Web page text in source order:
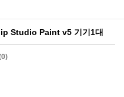
Studio Paint v5 기기1대